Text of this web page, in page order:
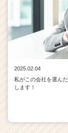
2025.02.04
私がこの会社を選ん
します！